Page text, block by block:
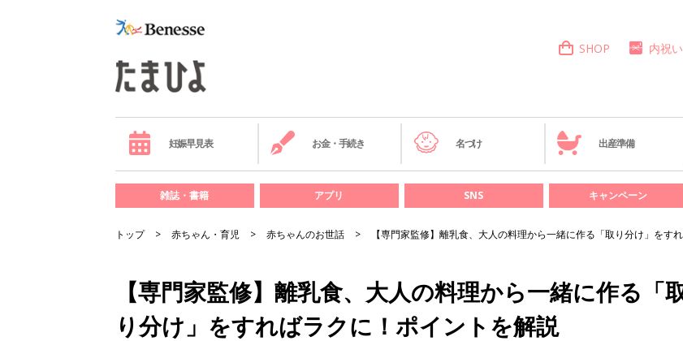
SHOP 内祝い
妊娠早見表 お金・手続き 名づけ 出産準備
雑誌・書籍 アプリ SNS キャンペーン
トップ 赤ちゃん・育児 赤ちゃんのお世話 【専門家監修】離乳食、大人の料理から一緒に作る「取り分け」をす
【専門家監修】離乳食、大人の料理から一緒に作る「
り分け」をすればラクに！ポイントを解説